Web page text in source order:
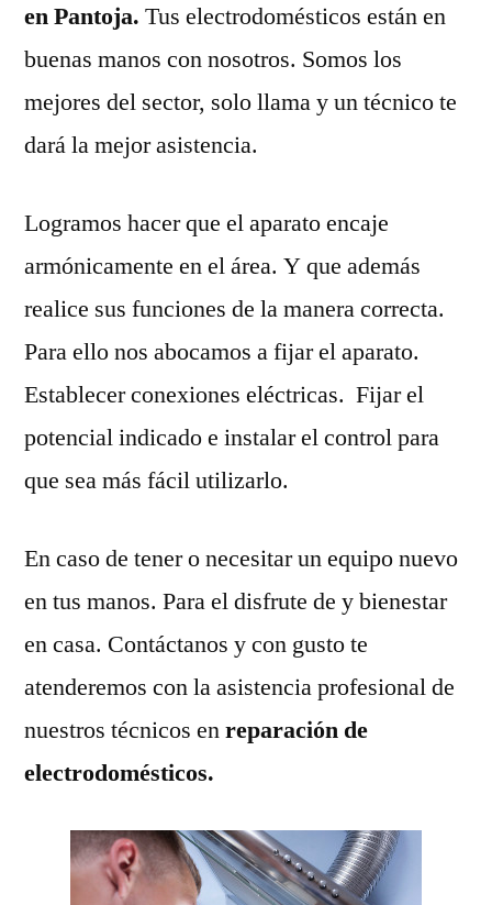
en Pantoja. Tus electrodomésticos están en
buenas manos con nosotros. Somos los
mejores del sector, solo llama y un técnico te
dará la mejor asistencia.
Logramos hacer que el aparato encaje
armónicamente en el área. Y que además
realice sus funciones de la manera correcta.
Para ello nos abocamos a fijar el aparato.
Establecer conexiones eléctricas. Fijar el
potencial indicado e instalar el control para
que sea más fácil utilizarlo.
En caso de tener o necesitar un equipo nuevo
en tus manos. Para el disfrute de y bienestar
en casa. Contáctanos y con gusto te
atenderemos con la asistencia profesional de
nuestros técnicos enreparación de
electrodomésticos.